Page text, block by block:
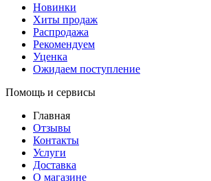
Новинки
Хиты продаж
Распродажа
Рекомендуем
Уценка
Ожидаем поступление
Помощь и сервисы
Главная
Отзывы
Контакты
Услуги
Доставка
О магазине